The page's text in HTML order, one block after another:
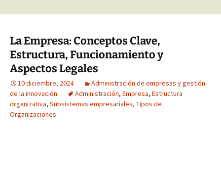
La Empresa: Conceptos Clave,
Estructura, Funcionamiento y
Aspectos Legales
10 diciembre, 2024
Administración de empresas y gestión
de la innovación
Administración, Empresa, Estructura
organizativa, Subsistemas empresariales, Tipos de
Organizaciones